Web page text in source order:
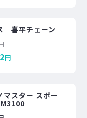
喜平チェーン
円
スター スポー